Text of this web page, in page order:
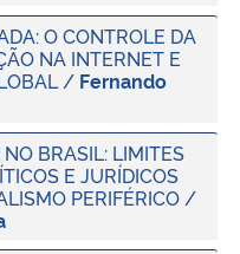
O CONTROLE DA
NA INTERNET E
/ Fernando
BRASIL: LIMITES
E JURÍDICOS
PERIFÉRICO /